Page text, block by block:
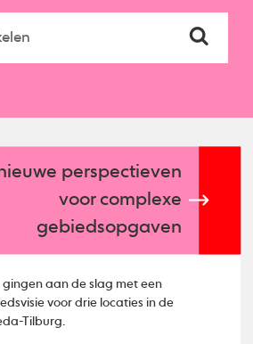
perspectieven
voor complexe
gebiedsopgaven
aan de slag met een
voor drie locaties in de
Tilburg.